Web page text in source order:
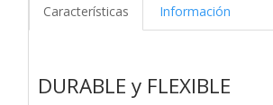
Características Información
DURABLE y FLEXIBLE